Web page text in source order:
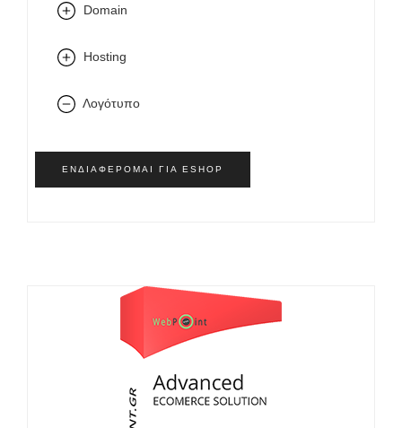
Domain
Hosting
Λογότυπο
ΕΝΔΙΑΦΈΡΟΜΑΙ ΓΙΑ ESHOP